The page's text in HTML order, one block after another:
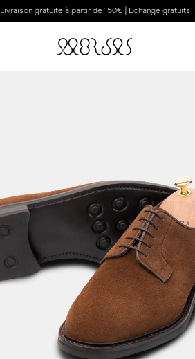
Livraison gratuite à partir de 150€ | Echange gratuits